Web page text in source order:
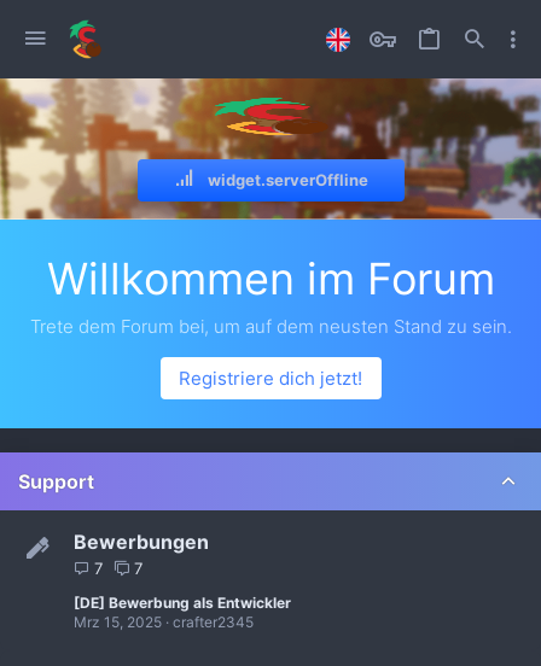
widget.serverOffline
Willkommen im Forum
Trete dem Forum bei, um auf dem neusten Stand zu sein.
Registriere dich jetzt!
Support
Bewerbungen
7 7
[DE] Bewerbung als Entwickler
Mrz 15, 2025 crafter2345